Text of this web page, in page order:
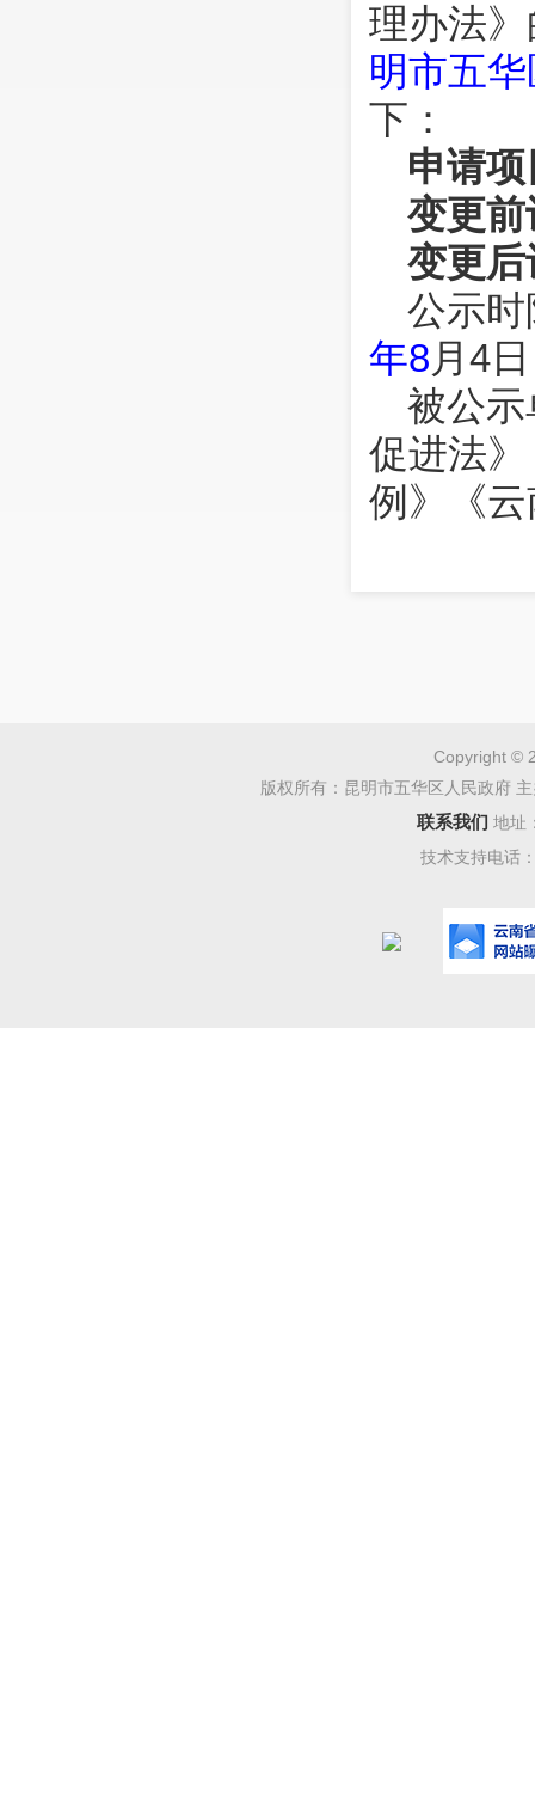
理办法
明市五
下：
申请
变更
变更
公示
年8月4日
被公
促进法
例》《
受理
科
受理
民中路
Copyright ©
版权所有：昆明市五华区人民政府
联系我们 地址
技术支持电话